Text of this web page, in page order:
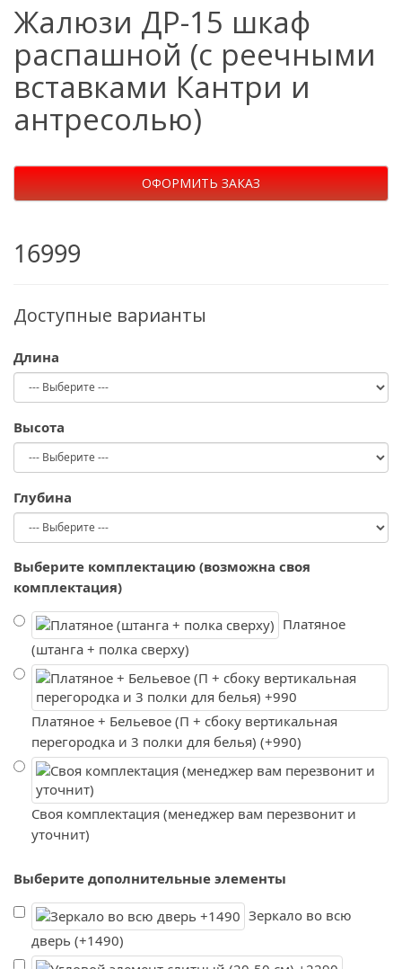
Жалюзи ДР-15 шкаф
распашной (с реечными
вставками Кантри и
антресолью)
ОФОРМИТЬ ЗАКАЗ
16999
Доступные варианты
Длина
Высота
Глубина
Выберите комплектацию (возможна своя
комплектация)
Платяное
(штанга + полка сверху)
Платяное + Бельевое (П + сбоку вертикальная
перегородка и 3 полки для белья) (+990)
Своя комплектация (менеджер вам перезвонит и
уточнит)
Выберите дополнительные элементы
Зеркало во всю
дверь (+1490)